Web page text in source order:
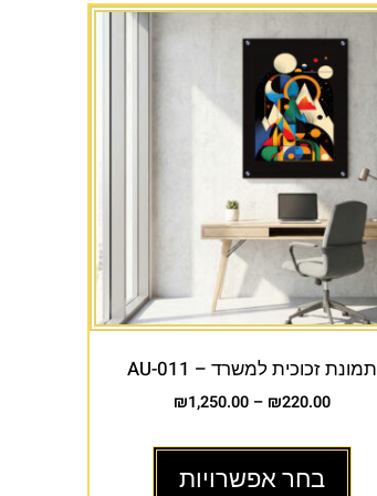
תמונת זכוכית למשרד – AU-011
₪220.00
–
₪1,250.00
בחר אפשרויות